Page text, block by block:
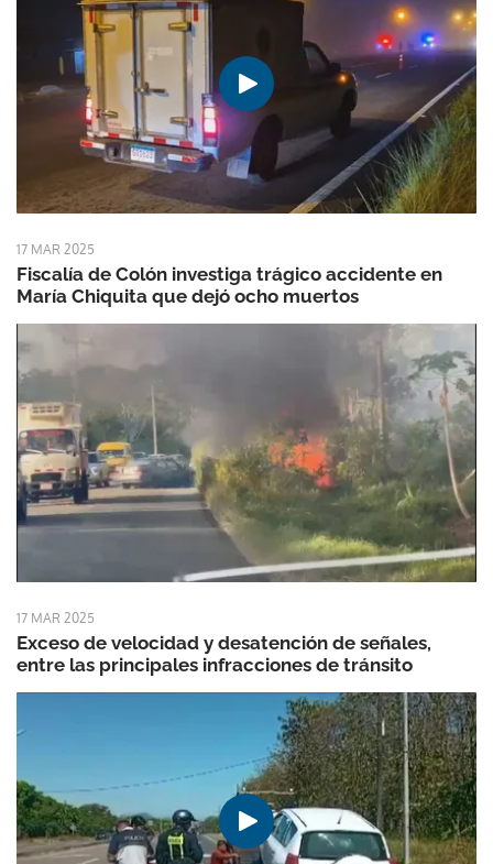
17 MAR 2025
Fiscalía de Colón investiga trágico accidente en
María Chiquita que dejó ocho muertos
17 MAR 2025
Exceso de velocidad y desatención de señales,
entre las principales infracciones de tránsito